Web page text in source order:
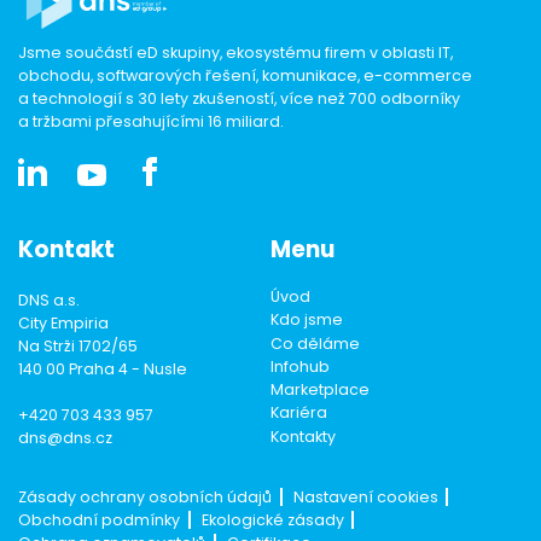
Jsme součástí eD skupiny, ekosystému firem v oblasti IT,
obchodu, softwarových řešení, komunikace, e-commerce
a technologií s 30 lety zkušeností, více než 700 odborníky
a tržbami přesahujícími 16 miliard.
Kontakt
DNS a.s.
City Empiria
Na Strži 1702/65
140 00 Praha 4 - Nusle
+420 703 433 957
dns@dns.cz
Menu
Úvod
Kdo jsme
Co děláme
Infohub
Marketplace
Kariéra
Kontakty
Zásady ochrany osobních údajů
Nastavení cookies
Obchodní podmínky
Ekologické zásady